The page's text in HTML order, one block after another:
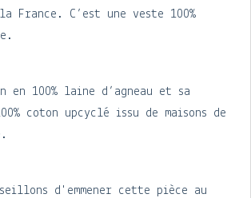
France. C’est une veste 100%
en 100% laine d’agneau et sa
coton upcyclé issu de maisons de
d'emmener cette pièce au